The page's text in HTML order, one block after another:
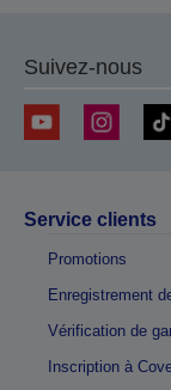
Suivez-nous
Service clients
Promotions
Enregistrement
Vérification de
Inscription à